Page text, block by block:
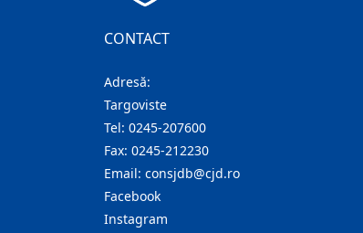
CONTACT
Adresă:
Targoviste
Tel: 0245-207600
Fax: 0245-212230
Email: consjdb@cjd.ro
Facebook
Instagram